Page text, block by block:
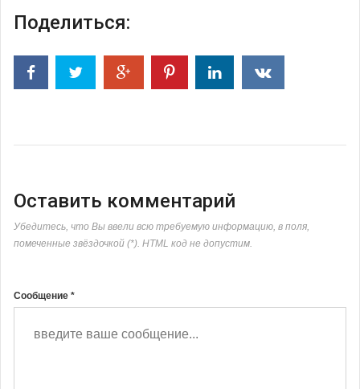
Поделиться:
Оставить комментарий
Убедитесь, что Вы ввели всю требуемую информацию, в поля,
помеченные звёздочкой (*). HTML код не допустим.
Сообщение *